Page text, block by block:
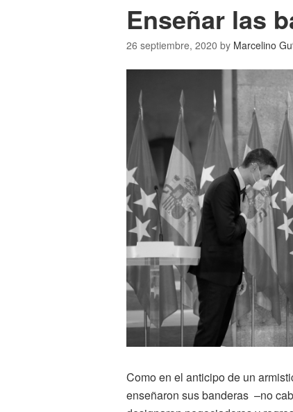
Enseñar las
26 septiembre, 2020 by Marcelino
Como en el anticipo de un
enseñaron sus banderas –no